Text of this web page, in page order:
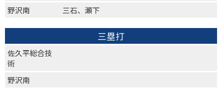
野沢南 三石、瀬下
三塁打
佐久平総合技
術
野沢南